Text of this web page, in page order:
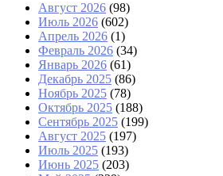
Август 2026 (98)
Июль 2026 (602)
Апрель 2026 (1)
Февраль 2026 (34)
Январь 2026 (61)
Декабрь 2025 (86)
Ноябрь 2025 (78)
Октябрь 2025 (188)
Сентябрь 2025 (199)
Август 2025 (197)
Июль 2025 (193)
Июнь 2025 (203)